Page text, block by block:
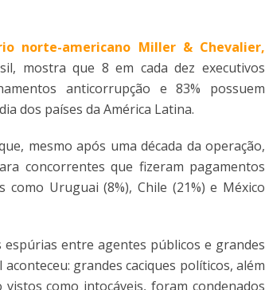
norte-americano Miller & Chevalier,
mostra que 8 em cada dez executivos
anticorrupção e 83% possuem
dos países da América Latina.
mesmo após uma década da operação,
concorrentes que fizeram pagamentos
Uruguai (8%), Chile (21%) e México
entre agentes públicos e grandes
grandes caciques políticos, além
como intocáveis, foram condenados